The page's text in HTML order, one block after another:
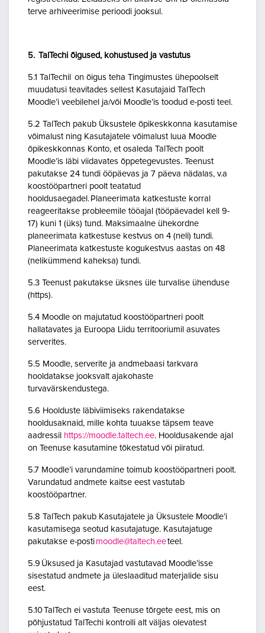
terve arhiveerimise perioodi jooksul.
5. TalTechi õigused, kohustused ja vastutus
5.1 TalTechil on õigus teha Tingimustes ühepoolselt
muudatusi teavitades sellest Kasutajaid TalTech
Moodle’i veebilehel ja/või Moodle’is toodud e-posti teel.
5.2 TalTech pakub Üksustele õpikeskkonna kasutamise
võimalust ning Kasutajatele võimalust luua Moodle
õpikeskkonnas Konto, et osaleda TalTech poolt
Moodle’is läbi viidavates õppetegevustes. Teenust
pakutakse 24 tundi ööpäevas ja 7 päeva nädalas, v.a
koostööpartneri poolt teatatud
hooldusaegadel. Planeerimata katkestuste korral
reageeritakse probleemile tööajal (tööpäevadel kell 9-
17) kuni 1 (üks) tund. Maksimaalne ühekordne
planeerimata katkestuse kestvus on 4 (neli) tundi.
Planeerimata katkestuste kogukestvus aastas on 48
(nelikümmend kaheksa) tundi.
5.3 Teenust pakutakse üksnes üle turvalise ühenduse
(https).
5.4 Moodle on majutatud koostööpartneri poolt
hallatavates ja Euroopa Liidu territooriumil asuvates
serverites.
5.5 Moodle, serverite ja andmebaasi tarkvara
hooldatakse jooksvalt ajakohaste
turvavärskendustega.
5.6 Hoolduste läbiviimiseks rakendatakse
hooldusaknaid, mille kohta tuuakse täpsem teave
aadressil https://moodle.taltech.ee. Hooldusakende ajal
on Teenuse kasutamine tõkestatud või piiratud.
5.7 Moodle’i varundamine toimub koostööpartneri poolt.
Varundatud andmete kaitse eest vastutab
koostööpartner.
5.8 TalTech pakub Kasutajatele ja Üksustele Moodle’i
kasutamisega seotud kasutajatuge. Kasutajatuge
pakutakse e-posti moodle@taltech.eeteel.
5.9 Üksused ja Kasutajad vastutavad Moodle’isse
sisestatud andmete ja üleslaaditud materjalide sisu
eest.
5.10 TalTech ei vastuta Teenuse tõrgete eest, mis on
põhjustatud TalTechi kontrolli alt väljas olevatest